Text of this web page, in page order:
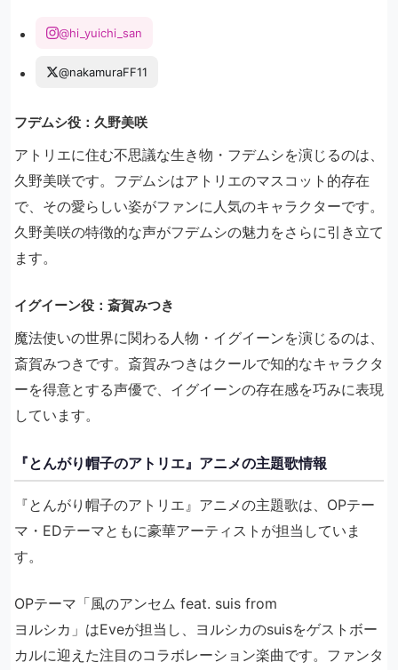
@hi_yuichi_san
@nakamuraFF11
フデムシ役：久野美咲
アトリエに住む不思議な生き物・フデムシを演じるのは、
久野美咲です。フデムシはアトリエのマスコット的存在
で、その愛らしい姿がファンに人気のキャラクターです。
久野美咲の特徴的な声がフデムシの魅力をさらに引き立て
ます。
イグイーン役：斎賀みつき
魔法使いの世界に関わる人物・イグイーンを演じるのは、
斎賀みつきです。斎賀みつきはクールで知的なキャラクタ
ーを得意とする声優で、イグイーンの存在感を巧みに表現
しています。
『とんがり帽子のアトリエ』アニメの主題歌情報
『とんがり帽子のアトリエ』アニメの主題歌は、OPテー
マ・EDテーマともに豪華アーティストが担当していま
す。
OPテーマ「風のアンセム feat. suis from
ヨルシカ」はEveが担当し、ヨルシカのsuisをゲストボー
カルに迎えた注目のコラボレーション楽曲です。ファンタ